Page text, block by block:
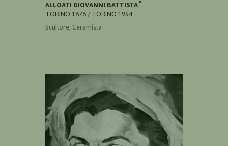
ALLOATI GIOVANNI BATTISTA
TORINO 1878 / TORINO 1964
Scultore, Ceramista